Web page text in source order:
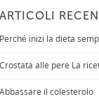
ARTICOLI
Perché inizi la dieta
Crostata alle pere La
Abbassare il colesterolo